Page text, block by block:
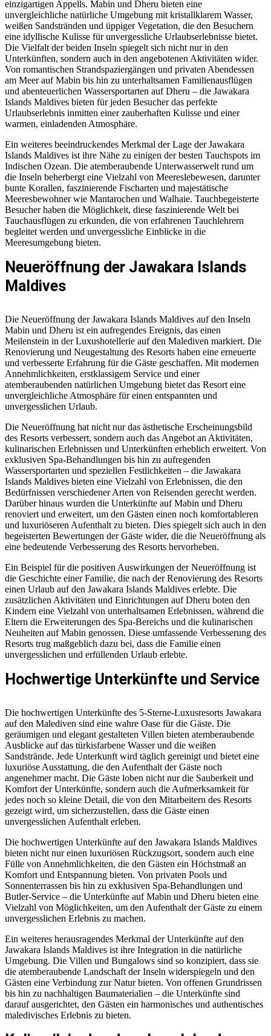
einzigartigen Appells. Mabin und Dheru bieten eine
unvergleichliche natürliche Umgebung mit kristallklarem Wasser,
weißen Sandstränden und üppiger Vegetation, die den Besuchern
eine idyllische Kulisse für unvergessliche Urlaubserlebnisse bietet.
Die Vielfalt der beiden Inseln spiegelt sich nicht nur in den
Unterkünften, sondern auch in den angebotenen Aktivitäten wider.
Von romantischen Strandspaziergängen und privaten Abendessen
am Meer auf Mabin bis hin zu unterhaltsamen Familienausflügen
und abenteuerlichen Wassersportarten auf Dheru – die Jawakara
Islands Maldives bieten für jeden Besucher das perfekte
Urlaubserlebnis inmitten einer zauberhaften Kulisse und einer
warmen, einladenden Atmosphäre.
Ein weiteres beeindruckendes Merkmal der Lage der Jawakara
Islands Maldives ist ihre Nähe zu einigen der besten Tauchspots im
Indischen Ozean. Die atemberaubende Unterwasserwelt rund um
die Inseln beherbergt eine Vielzahl von Meereslebewesen, darunter
bunte Korallen, faszinierende Fischarten und majestätische
Meeresbewohner wie Mantarochen und Walhaie. Tauchbegeisterte
Besucher haben die Möglichkeit, diese faszinierende Welt bei
Tauchausflügen zu erkunden, die von erfahrenen Tauchlehrern
begleitet werden und unvergessliche Einblicke in die
Meeresumgebung bieten.
Neueröffnung der Jawakara Islands
Maldives
Die Neueröffnung der Jawakara Islands Maldives auf den Inseln
Mabin und Dheru ist ein aufregendes Ereignis, das einen
Meilenstein in der Luxushotellerie auf den Malediven markiert. Die
Renovierung und Neugestaltung des Resorts haben eine erneuerte
und verbesserte Erfahrung für die Gäste geschaffen. Mit modernen
Annehmlichkeiten, erstklassigem Service und einer
atemberaubenden natürlichen Umgebung bietet das Resort eine
unvergleichliche Atmosphäre für einen entspannten und
unvergesslichen Urlaub.
Die Neueröffnung hat nicht nur das ästhetische Erscheinungsbild
des Resorts verbessert, sondern auch das Angebot an Aktivitäten,
kulinarischen Erlebnissen und Unterkünften erheblich erweitert. Von
exklusiven Spa-Behandlungen bis hin zu aufregenden
Wassersportarten und speziellen Festlichkeiten – die Jawakara
Islands Maldives bieten eine Vielzahl von Erlebnissen, die den
Bedürfnissen verschiedener Arten von Reisenden gerecht werden.
Darüber hinaus wurden die Unterkünfte auf Mabin und Dheru
renoviert und erweitert, um den Gästen einen noch komfortableren
und luxuriöseren Aufenthalt zu bieten. Dies spiegelt sich auch in den
begeisterten Bewertungen der Gäste wider, die die Neueröffnung als
eine bedeutende Verbesserung des Resorts hervorheben.
Ein Beispiel für die positiven Auswirkungen der Neueröffnung ist
die Geschichte einer Familie, die nach der Renovierung des Resorts
einen Urlaub auf den Jawakara Islands Maldives erlebte. Die
zusätzlichen Aktivitäten und Einrichtungen auf Dheru boten den
Kindern eine Vielzahl von unterhaltsamen Erlebnissen, während die
Eltern die Erweiterungen des Spa-Bereichs und die kulinarischen
Neuheiten auf Mabin genossen. Diese umfassende Verbesserung des
Resorts trug maßgeblich dazu bei, dass die Familie einen
unvergesslichen und erfüllenden Urlaub erlebte.
Hochwertige Unterkünfte und Service
Die hochwertigen Unterkünfte des 5-Sterne-Luxusresorts Jawakara
auf den Malediven sind eine wahre Oase für die Gäste. Die
geräumigen und elegant gestalteten Villen bieten atemberaubende
Ausblicke auf das türkisfarbene Wasser und die weißen
Sandstrände. Jede Unterkunft wird täglich gereinigt und bietet eine
luxuriöse Ausstattung, die den Aufenthalt der Gäste noch
angenehmer macht. Die Gäste loben nicht nur die Sauberkeit und
Komfort der Unterkünfte, sondern auch die Aufmerksamkeit für
jedes noch so kleine Detail, die von den Mitarbeitern des Resorts
gezeigt wird, um sicherzustellen, dass die Gäste einen
unvergesslichen Aufenthalt erleben.
Die hochwertigen Unterkünfte auf den Jawakara Islands Maldives
bieten nicht nur einen luxuriösen Rückzugsort, sondern auch eine
Fülle von Annehmlichkeiten, die den Gästen ein Höchstmaß an
Komfort und Entspannung bieten. Von privaten Pools und
Sonnenterrassen bis hin zu exklusiven Spa-Behandlungen und
Butler-Service – die Unterkünfte auf Mabin und Dheru bieten eine
Vielzahl von Möglichkeiten, um den Aufenthalt der Gäste zu einem
unvergesslichen Erlebnis zu machen.
Ein weiteres herausragendes Merkmal der Unterkünfte auf den
Jawakara Islands Maldives ist ihre Integration in die natürliche
Umgebung. Die Villen und Bungalows sind so konzipiert, dass sie
die atemberaubende Landschaft der Inseln widerspiegeln und den
Gästen eine Verbindung zur Natur bieten. Von offenen Grundrissen
bis hin zu nachhaltigen Baumaterialien – die Unterkünfte sind
darauf ausgerichtet, den Gästen ein harmonisches und authentisches
maledivisches Erlebnis zu bieten.